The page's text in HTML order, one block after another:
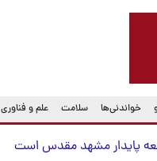
خواندنی‌ها سلامت علم و فناوری
پایدار مشهد مقدس است